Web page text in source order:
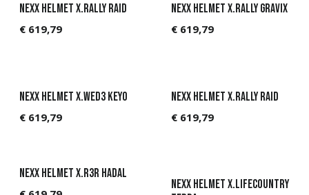
NEXX Helmet X.Rally Raid
€ 619,79
Nexx Helmet X.Rally Gravix
€ 619,79
NEXX Helmet X.WED3 KEYO
€ 619,79
NEXX Helmet X.Rally Raid
€ 619,79
NEXX Helmet X.R3R HADAL
NEXX Helmet X.Lifecountry